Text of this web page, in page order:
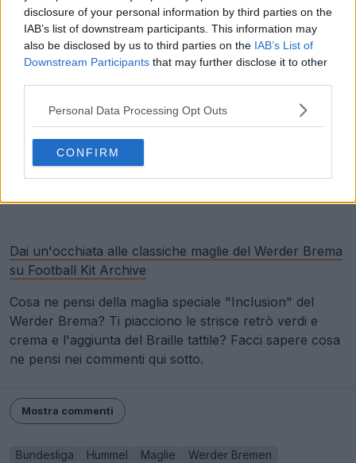
disclosure of your personal information by third parties on the
IAB’s list of downstream participants. This information may
also be disclosed by us to third parties on the IAB’s List of
Downstream Participants that may further disclose it to other
Personal Data Processing Opt Outs
CONFIRM
Dai un'occhiata alle classiche maglie del Werder Brema
su Football Kit Archive
Cosa ne pensi della maglia speciale "Inclusion" del
Werder Brema? Ti piacciono le strisce retrò verdi e
crema e l'aggiunta del Braille tattile? Facci sapere cosa
ne pensi nei commenti qui sotto.
Mostra commenti
Bundesliga Hummel Maglie
Werder Bremen